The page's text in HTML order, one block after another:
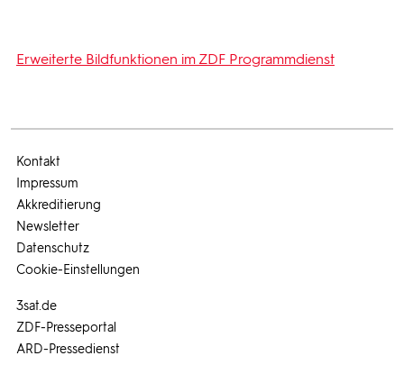
Erweiterte Bildfunktionen im ZDF Programmdienst
3sat.de
ZDF-Presseportal
ARD-Pressedienst
Kontakt
Impressum
Akkreditierung
Newsletter
Datenschutz
Cookie-Einstellungen